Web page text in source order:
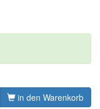
in den Warenkorb